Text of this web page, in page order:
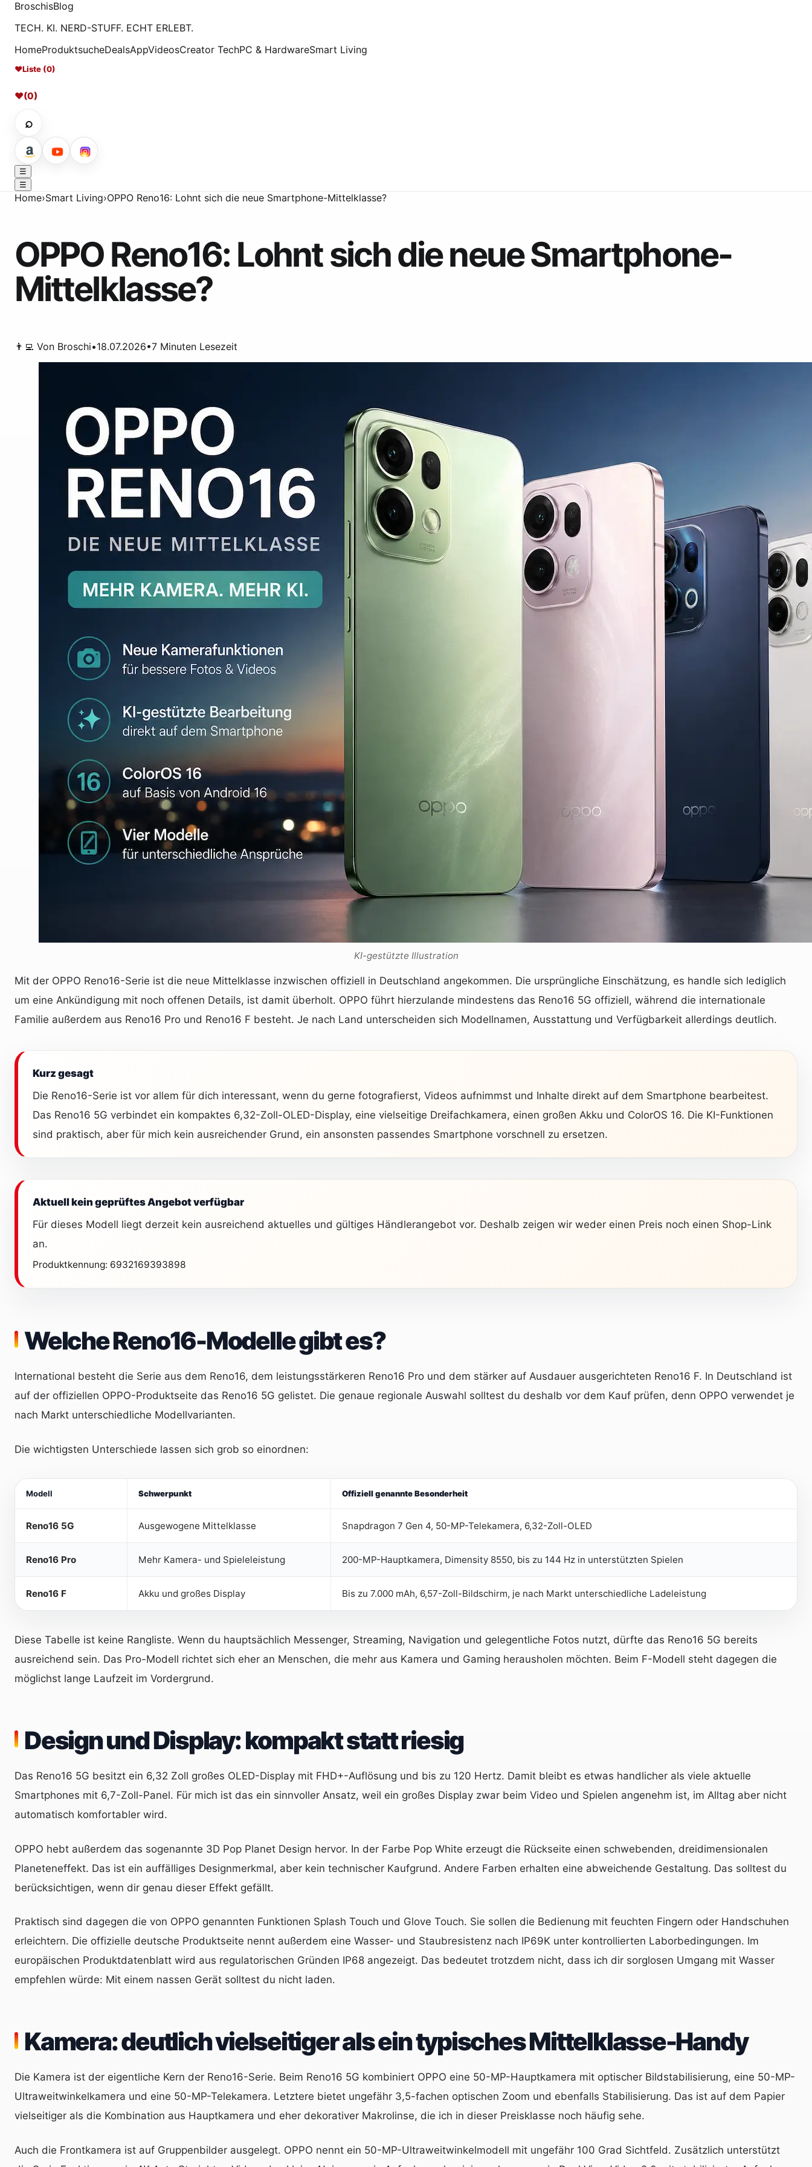
BroschisBlog
TECH. KI. NERD-STUFF. ECHT ERLEBT.
HomeProduktsucheDealsAppVideosCreator TechPC & HardwareSmart Living
♥Liste (0)
♥(0)
⌕
☰
☰
Home›Smart Living›OPPO Reno16: Lohnt sich die neue Smartphone-Mittelklasse?
OPPO Reno16: Lohnt sich die neue Smartphone-
Mittelklasse?
👨‍💻 Von Broschi•18.07.2026•7 Minuten Lesezeit
KI-gestützte Illustration
Mit der OPPO Reno16-Serie ist die neue Mittelklasse inzwischen offiziell in Deutschland angekommen. Die ursprüngliche Einschätzung, es handle sich lediglich
um eine Ankündigung mit noch offenen Details, ist damit überholt. OPPO führt hierzulande mindestens das Reno16 5G offiziell, während die internationale
Familie außerdem aus Reno16 Pro und Reno16 F besteht. Je nach Land unterscheiden sich Modellnamen, Ausstattung und Verfügbarkeit allerdings deutlich.
Kurz gesagt
Die Reno16-Serie ist vor allem für dich interessant, wenn du gerne fotografierst, Videos aufnimmst und Inhalte direkt auf dem Smartphone bearbeitest.
Das Reno16 5G verbindet ein kompaktes 6,32-Zoll-OLED-Display, eine vielseitige Dreifachkamera, einen großen Akku und ColorOS 16. Die KI-Funktionen
sind praktisch, aber für mich kein ausreichender Grund, ein ansonsten passendes Smartphone vorschnell zu ersetzen.
Aktuell kein geprüftes Angebot verfügbar
Für dieses Modell liegt derzeit kein ausreichend aktuelles und gültiges Händlerangebot vor. Deshalb zeigen wir weder einen Preis noch einen Shop-Link
an.
Produktkennung: 6932169393898
Welche Reno16-Modelle gibt es?
International besteht die Serie aus dem Reno16, dem leistungsstärkeren Reno16 Pro und dem stärker auf Ausdauer ausgerichteten Reno16 F. In Deutschland ist
auf der offiziellen OPPO-Produktseite das Reno16 5G gelistet. Die genaue regionale Auswahl solltest du deshalb vor dem Kauf prüfen, denn OPPO verwendet je
nach Markt unterschiedliche Modellvarianten.
Die wichtigsten Unterschiede lassen sich grob so einordnen:
Modell Schwerpunkt Offiziell genannte Besonderheit
Reno16 5G Ausgewogene Mittelklasse Snapdragon 7 Gen 4, 50-MP-Telekamera, 6,32-Zoll-OLED
Reno16 Pro Mehr Kamera- und Spieleleistung 200-MP-Hauptkamera, Dimensity 8550, bis zu 144 Hz in unterstützten Spielen
Reno16 F Akku und großes Display Bis zu 7.000 mAh, 6,57-Zoll-Bildschirm, je nach Markt unterschiedliche Ladeleistung
Diese Tabelle ist keine Rangliste. Wenn du hauptsächlich Messenger, Streaming, Navigation und gelegentliche Fotos nutzt, dürfte das Reno16 5G bereits
ausreichend sein. Das Pro-Modell richtet sich eher an Menschen, die mehr aus Kamera und Gaming herausholen möchten. Beim F-Modell steht dagegen die
möglichst lange Laufzeit im Vordergrund.
Design und Display: kompakt statt riesig
Das Reno16 5G besitzt ein 6,32 Zoll großes OLED-Display mit FHD+-Auflösung und bis zu 120 Hertz. Damit bleibt es etwas handlicher als viele aktuelle
Smartphones mit 6,7-Zoll-Panel. Für mich ist das ein sinnvoller Ansatz, weil ein großes Display zwar beim Video und Spielen angenehm ist, im Alltag aber nicht
automatisch komfortabler wird.
OPPO hebt außerdem das sogenannte 3D Pop Planet Design hervor. In der Farbe Pop White erzeugt die Rückseite einen schwebenden, dreidimensionalen
Planeteneffekt. Das ist ein auffälliges Designmerkmal, aber kein technischer Kaufgrund. Andere Farben erhalten eine abweichende Gestaltung. Das solltest du
berücksichtigen, wenn dir genau dieser Effekt gefällt.
Praktisch sind dagegen die von OPPO genannten Funktionen Splash Touch und Glove Touch. Sie sollen die Bedienung mit feuchten Fingern oder Handschuhen
erleichtern. Die offizielle deutsche Produktseite nennt außerdem eine Wasser- und Staubresistenz nach IP69K unter kontrollierten Laborbedingungen. Im
europäischen Produktdatenblatt wird aus regulatorischen Gründen IP68 angezeigt. Das bedeutet trotzdem nicht, dass ich dir sorglosen Umgang mit Wasser
empfehlen würde: Mit einem nassen Gerät solltest du nicht laden.
Kamera: deutlich vielseitiger als ein typisches Mittelklasse-Handy
Die Kamera ist der eigentliche Kern der Reno16-Serie. Beim Reno16 5G kombiniert OPPO eine 50-MP-Hauptkamera mit optischer Bildstabilisierung, eine 50-MP-
Ultraweitwinkelkamera und eine 50-MP-Telekamera. Letztere bietet ungefähr 3,5-fachen optischen Zoom und ebenfalls Stabilisierung. Das ist auf dem Papier
vielseitiger als die Kombination aus Hauptkamera und eher dekorativer Makrolinse, die ich in dieser Preisklasse noch häufig sehe.
Auch die Frontkamera ist auf Gruppenbilder ausgelegt. OPPO nennt ein 50-MP-Ultraweitwinkelmodell mit ungefähr 100 Grad Sichtfeld. Zusätzlich unterstützt